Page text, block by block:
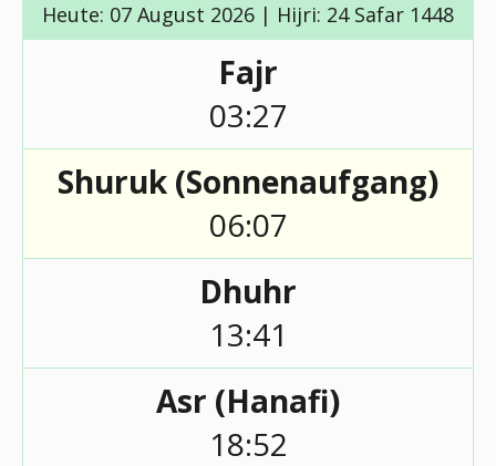
Heute: 07 August 2026 | Hijri: 24 Safar 1448
Fajr
03:27
Shuruk (Sonnenaufgang)
06:07
Dhuhr
13:41
Asr (Hanafi)
18:52